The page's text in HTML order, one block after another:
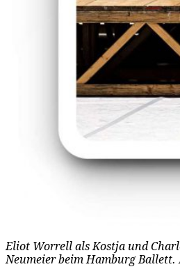
Eliot Worrell als Kostja und
Neumeier beim Hamburg Ballett.